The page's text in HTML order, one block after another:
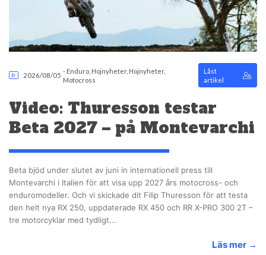
2026/08/05
- Enduro Hojnyheter, Hojnyheter,
Motocross
Låst
artikel
Video: Thuresson testar
Beta 2027 – på Montevarchi
Beta bjöd under slutet av juni in internationell press till
Montevarchi i Italien för att visa upp 2027 års motocross- och
enduromodeller. Och vi skickade dit Filip Thuresson för att testa
den helt nya RX 250, uppdaterade RX 450 och RR X-PRO 300 2T –
tre motorcyklar med tydligt...
Läs mer →